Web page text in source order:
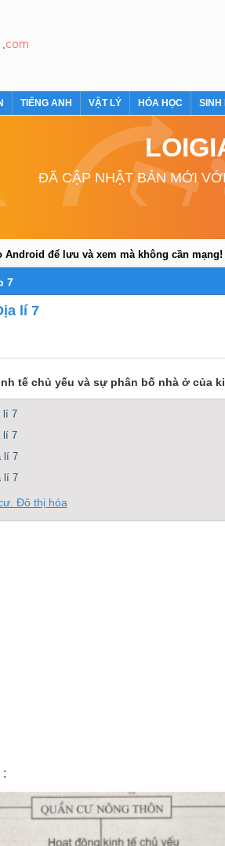
TIẾNG ANH VẬT LÝ HÓA HỌC SINH
ĐÃ CẬP NHẬT BẢN MỚI
Android để lưu và xem mà không cần mạng!
7
lí 7
tế chủ yếu và sự phân bố nhà ở của
lí 7
lí 7
lí 7
lí 7
Đô thị hóa